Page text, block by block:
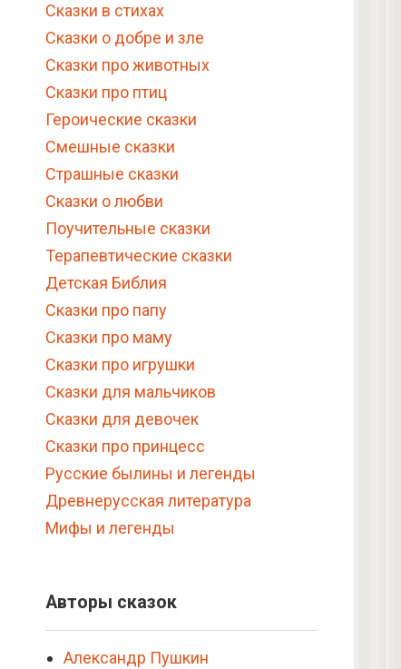
Сказки в стихах
Сказки о добре и зле
Сказки про животных
Сказки про птиц
Героические сказки
Смешные сказки
Страшные сказки
Сказки о любви
Поучительные сказки
Терапевтические сказки
Детская Библия
Сказки про папу
Сказки про маму
Сказки про игрушки
Сказки для мальчиков
Сказки для девочек
Сказки про принцесс
Русские былины и легенды
Древнерусская литература
Мифы и легенды
Авторы сказок
Александр Пушкин